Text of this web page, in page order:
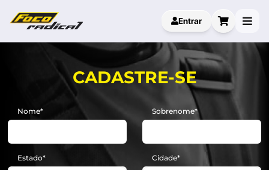
Entrar
CADASTRE-SE
Nome Sobrenome
Estado Cidade